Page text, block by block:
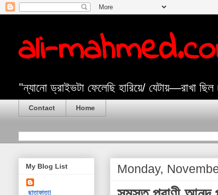
ali-
"ন্যানো ড্রাইভটা ফেলেছি হারিয়ে/ যেটায়—রাখা
Contact Home
Monday,
My Blog List
ছাতাফাতা!